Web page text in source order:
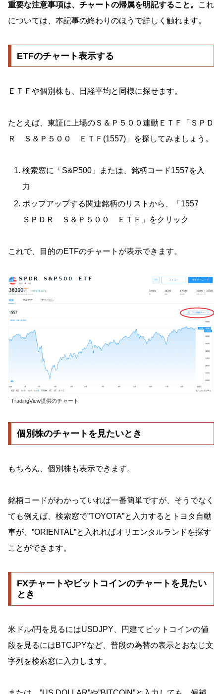
重要な注意事項は、チャートの帰属を明記すること。
これ
については、本記事の終わりのほうで詳しく触れます。
ETFのチャート表示する
ＥＴＦや個別株も、日経平均と同様に探せます。
たとえば、東証に上場のＳ＆Ｐ５００連動ＥＴＦ「ＳＰＤ
Ｒ Ｓ＆Ｐ５００ ＥＴＦ(1557)」を探してみましょう。
検索窓に「S&P500」または、銘柄コード1557を入
力
ポップアップする関連銘柄のリストから、「1557
ＳＰＤＲ Ｓ＆Ｐ５００ ＥＴＦ」をクリック
これで、目的のETFのチャートが表示できます。
TradingView提供のチャート
個別株のチャートを見たいとき
もちろん、個別株も表示できます。
銘柄コードがわかっていれば一番簡単ですが、そうでなく
ても例えば、検索窓で”TOYOTA”と入力するとトヨタ自動
車が、”ORIENTAL”と入れればオリエンタルランドを探す
ことができます。
FXチャートやビットコインのチャートを見たい
とき
米ドル/円を見るにはUSDJPY、円建てビットコインの値
段を見るにはBTCJPYなど、普段の為替の表示とおなじ文
字列を検索窓に入力します。